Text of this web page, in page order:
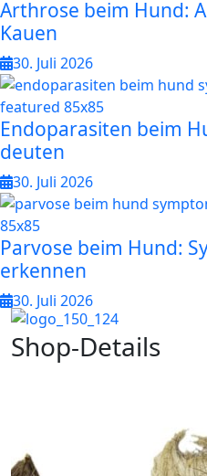
Arthrose beim Hund:
Kauen
30. Juli 2026
Endoparasiten beim
deuten
30. Juli 2026
Parvose beim Hund:
erkennen
30. Juli 2026
Shop-Details